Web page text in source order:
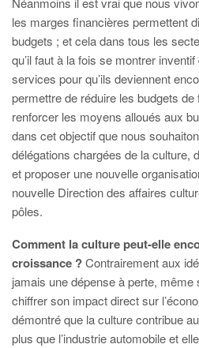
les marges financières permettent
budgets ; et cela dans tous les
qu’il faut à la fois se montrer
services pour qu’ils deviennent
permettre de réduire les budgets
renforcer les moyens alloués aux
dans cet objectif que nous
délégations chargées de la culture,
et proposer une nouvelle
nouvelle Direction des affaires
pôles.
Comment la culture peut-elle
croissance ?Contrairement aux
jamais une dépense à perte, même
chiffrer son impact direct sur
démontré que la culture contribue
plus que l’industrie automobile et